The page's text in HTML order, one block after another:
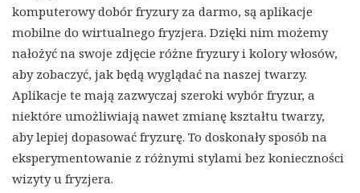
komputerowy dobór fryzury za darmo, są aplikacje
mobilne do wirtualnego fryzjera. Dzięki nim możemy
nałożyć na swoje zdjęcie różne fryzury i kolory włosów,
aby zobaczyć, jak będą wyglądać na naszej twarzy.
Aplikacje te mają zazwyczaj szeroki wybór fryzur, a
niektóre umożliwiają nawet zmianę kształtu twarzy,
aby lepiej dopasować fryzurę. To doskonały sposób na
eksperymentowanie z różnymi stylami bez konieczności
wizyty u fryzjera.